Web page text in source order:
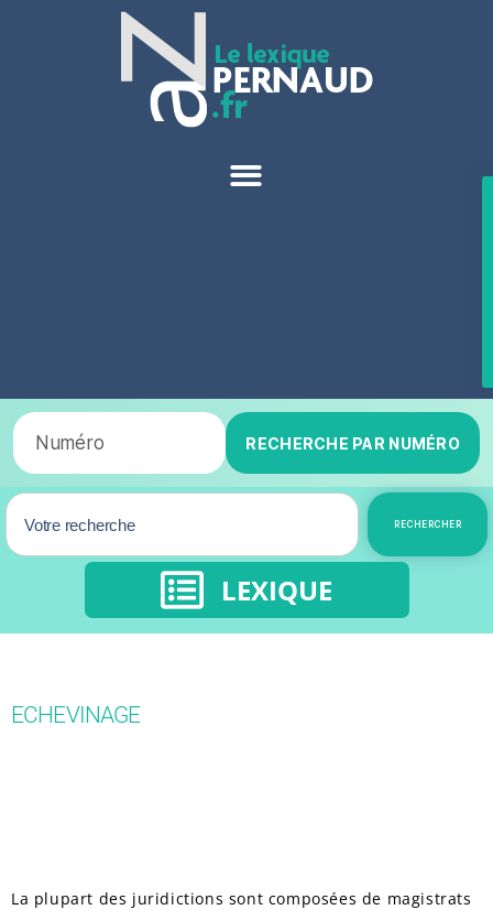
RECHERCHE PAR NUMÉRO
RECHERCHER
LEXIQUE
ECHEVINAGE
La plupart des juridictions sont composées de magistrats